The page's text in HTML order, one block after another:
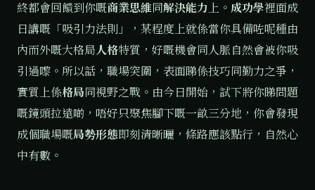
終都會回饋到你嘅商業思維同解決能力 上。 成功學裡面成
日講嘅「吸引力法則」，某程度上就係當你具備咗呢種由
內而外嘅大格局人格特質，好嘅機會同人脈自然會被你吸
引過嚟。所以話，職場突圍，表面睇係技巧同勤力之爭，
實質上係格局同視野之戰。由今日開始，試下將你睇問題
嘅鏡頭拉遠啲，唔好只聚焦腳下嘅一畝三分地，你會發現
成個職場嘅局勢形態即刻清晰曬，條路應該點行，自然心
中有數。